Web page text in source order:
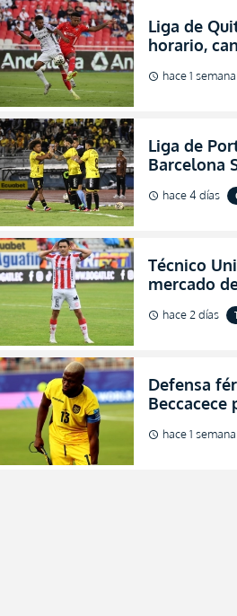
Liga de
horario,
VIVO los
Copa
schedule hace 1 semana
Liga de
Barcelona
dónde ver
de final de
schedule hace 4 días
Técnico
mercado
verdadera
asegurar la
schedule hace 2 días
Defensa
Beccacece
al indicar
indicado
schedule hace 1 semana